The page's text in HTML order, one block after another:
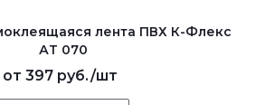
лента ПВХ К-Флекс
АТ 070
от 397 руб./шт